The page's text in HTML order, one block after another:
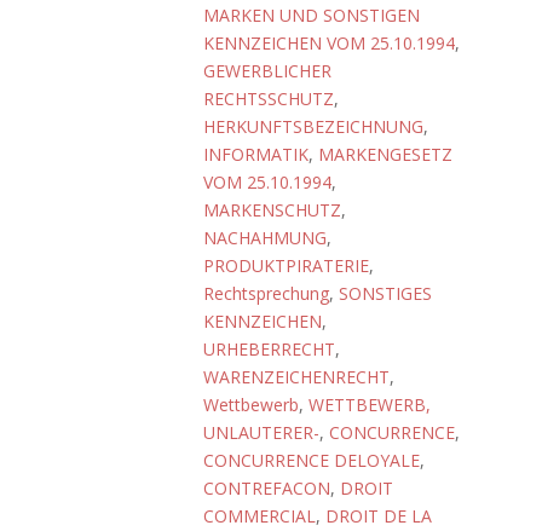
MARKEN UND SONSTIGEN
KENNZEICHEN VOM 25.10.1994,
GEWERBLICHER
RECHTSSCHUTZ,
HERKUNFTSBEZEICHNUNG,
INFORMATIK, MARKENGESETZ
VOM 25.10.1994,
MARKENSCHUTZ,
NACHAHMUNG,
PRODUKTPIRATERIE,
Rechtsprechung, SONSTIGES
KENNZEICHEN,
URHEBERRECHT,
WARENZEICHENRECHT,
Wettbewerb, WETTBEWERB,
UNLAUTERER-, CONCURRENCE,
CONCURRENCE DELOYALE,
CONTREFACON, DROIT
COMMERCIAL, DROIT DE LA